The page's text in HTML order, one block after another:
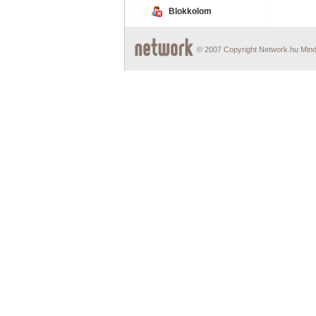
Blokkolom
© 2007 Copyright Network.hu